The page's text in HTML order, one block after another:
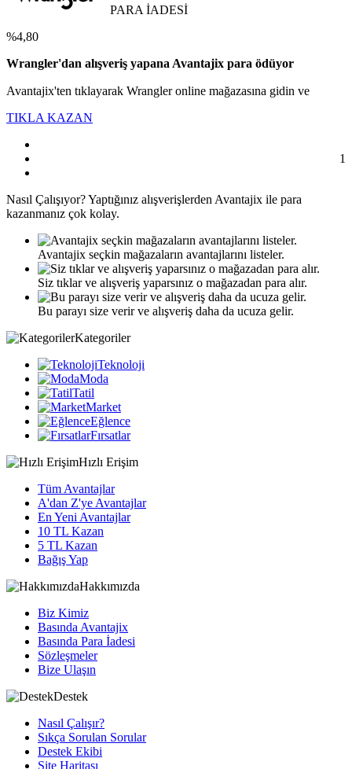
PARA İADESİ
%4,80
Wrangler'dan alışveriş yapana Avantajix para ödüyor
Avantajix'ten tıklayarak Wrangler online mağazasına gidin ve
TIKLA KAZAN
1
Nasıl Çalışıyor?Yaptığınız alışverişlerden Avantajix ile para
kazanmanız çok kolay.
Avantajix seçkin mağazaların avantajlarını listeler.
Siz tıklar ve alışveriş yaparsınız o mağazadan para alır.
Bu parayı size verir ve alışveriş daha da ucuza gelir.
Kategoriler
Teknoloji
Moda
Tatil
Market
Eğlence
Fırsatlar
Hızlı Erişim
Tüm Avantajlar
A'dan Z'ye Avantajlar
En Yeni Avantajlar
10 TL Kazan
5 TL Kazan
Bağış Yap
Hakkımızda
Biz Kimiz
Basında Avantajix
Basında Para İadesi
Sözleşmeler
Bize Ulaşın
Destek
Nasıl Çalışır?
Sıkça Sorulan Sorular
Destek Ekibi
Site Haritası